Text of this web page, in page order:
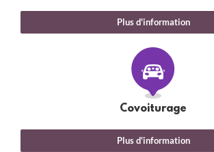
Plus d'information
Covoiturage
Plus d'information